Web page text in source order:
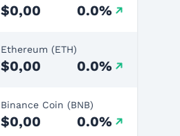
$0,00 0.0%
Ethereum (ETH)
$0,00 0.0%
Binance Coin (BNB)
$0,00 0.0%